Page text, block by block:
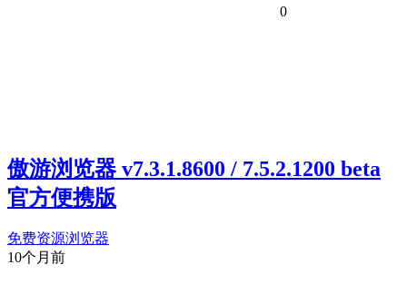
0
傲游浏览器 v7.3.1.8600 / 7.5.2.1200 beta
官方便携版
免费资源浏览器
10个月前